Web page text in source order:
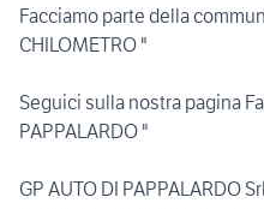
Facciamo parte della
CHILOMETRO "
Seguici sulla nostra pagina
PAPPALARDO "
GP AUTO DI PAPPALARDO